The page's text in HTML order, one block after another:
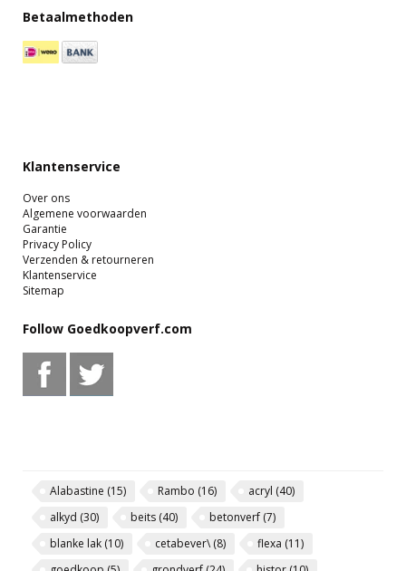
Betaalmethoden
Klantenservice
Over ons
Algemene voorwaarden
Garantie
Privacy Policy
Verzenden & retourneren
Klantenservice
Sitemap
Follow Goedkoopverf.com
Alabastine (15) Rambo (16) acryl (40)
alkyd (30) beits (40) betonverf (7)
blanke lak (10) cetabever\(8) flexa (11)